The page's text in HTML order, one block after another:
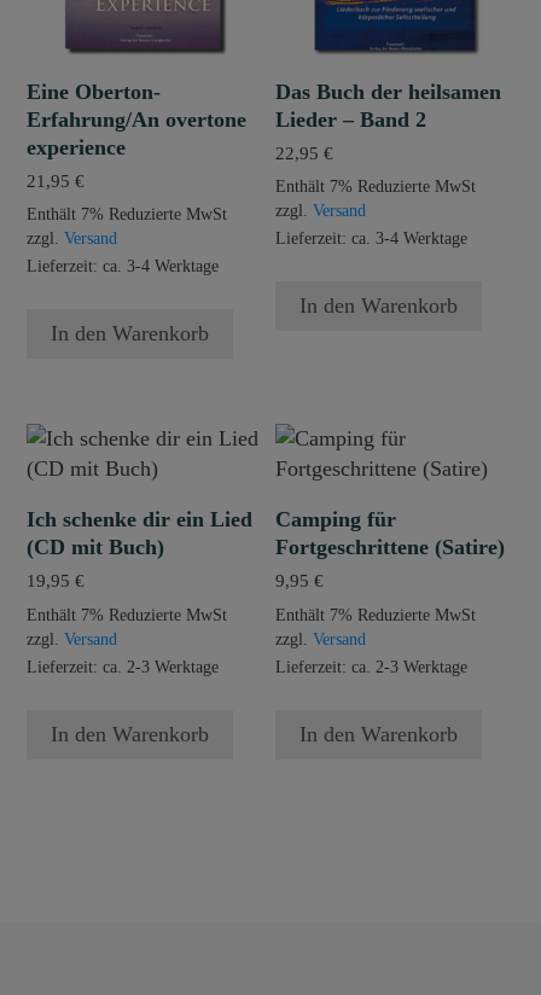
Eine Oberton-
Erfahrung/An overtone
experience
21,95 €
Enthält 7% Reduzierte MwSt
zzgl. Versand
Lieferzeit: ca. 3-4 Werktage
In den Warenkorb
Das Buch der heilsamen
Lieder – Band 2
22,95€
Enthält 7% Reduzierte MwSt
zzgl.Versand
Lieferzeit: ca. 3-4 Werktage
In den Warenkorb
Ich schenke dir ein Lied
(CD mit Buch)
19,95 €
Enthält 7% Reduzierte MwSt
zzgl. Versand
Lieferzeit: ca. 2-3 Werktage
In den Warenkorb
Camping für
Fortgeschrittene (Satire)
9,95€
Enthält 7% Reduzierte MwSt
zzgl.Versand
Lieferzeit: ca. 2-3 Werktage
In den Warenkorb